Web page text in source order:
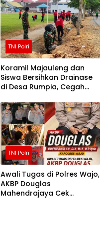
TNI Polri
Koramil Majauleng dan
Siswa Bersihkan Drainase
di Desa Rumpia, Cegah
TNI Polri
Awali Tugas di Polres Wajo,
AKBP Douglas
Mahendrajaya Cek